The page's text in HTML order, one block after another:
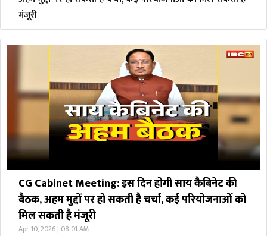
मंजूरी
CG Cabinet Meeting: इस दिन होगी साय कै​बिनेट की
बैठक, अहम मुद्दों पर हो सकती है चर्चा, कई परियोजनाओं को
मिल सकती है मंजूरी
Apr 10, 2026 | 08:01 AM